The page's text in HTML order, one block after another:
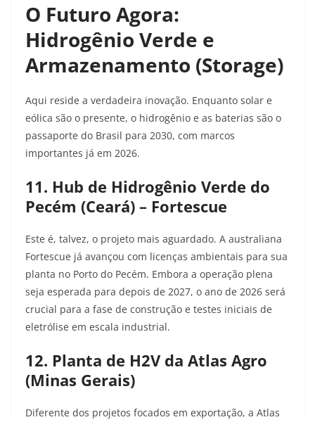
O Futuro Agora:
Hidrogênio Verde e
Armazenamento (Storage)
Aqui reside a verdadeira inovação. Enquanto solar e
eólica são o presente, o hidrogênio e as baterias são o
passaporte do Brasil para 2030, com marcos
importantes já em 2026.
11. Hub de Hidrogênio Verde do
Pecém (Ceará) – Fortescue
Este é, talvez, o projeto mais aguardado. A australiana
Fortescue já avançou com licenças ambientais para sua
planta no Porto do Pecém. Embora a operação plena
seja esperada para depois de 2027, o ano de 2026 será
crucial para a fase de construção e testes iniciais de
eletrólise em escala industrial.
12. Planta de H2V da Atlas Agro
(Minas Gerais)
Diferente dos projetos focados em exportação, a Atlas